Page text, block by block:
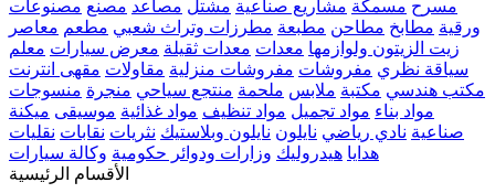
مسرح مسمكة مشاريع صناعية مشتل مصاعد مصنع مصنوعات
ورقية مطابخ مطاحن مطبعة مطرزات وتراث شعبي مطعم معاصر
زيت الزيتون ولوازمها معدات معدات ثقيلة معرض سيارات معلم
سياقة نظري مفروشات مفروشات منزلية مقاولات مقهى انترنت
مكتب هندسي مكتبة ملابس ملحمة منتجع سياحي منجرة منسوجات
مواد بناء مواد تجميل مواد تنظيف مواد غذائية موسيقى ميكنة
صناعية نادي رياضي نايلون نايلون وبلاستيك نثريات نقابات نقليات
هدايا هيدروليك وزارات ودوائر حكومية وكالة سيارات
الأقسام الرئيسية